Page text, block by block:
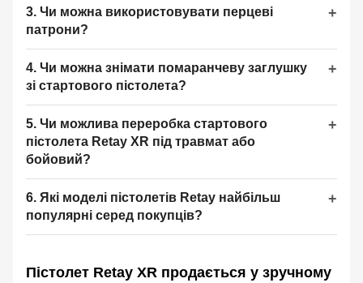
3. Чи можна використовувати перцеві
патрони?
4. Чи можна знімати помаранчеву заглушку
зі стартового пістолета?
5. Чи можлива переробка стартового
пістолета Retay XR під травмат або
бойовий?
6. Які моделі пістолетів Retay найбільш
популярні серед покупців?
Пістолет Retay XR продається у зручному